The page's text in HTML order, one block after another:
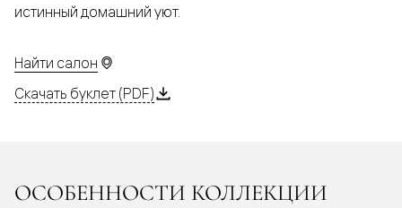
истинный домашний уют.
Найти салон
Скачать буклет (PDF)
ОСОБЕННОСТИ КОЛЛЕКЦИИ